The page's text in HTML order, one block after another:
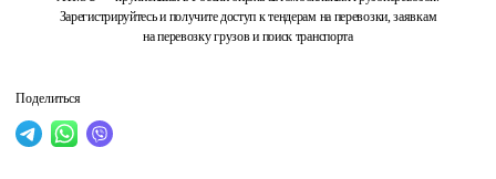
Зарегистрируйтесь и получите доступ к тендерам на перевозки, заявкам
на перевозку грузов и поиск транспорта
Поделиться